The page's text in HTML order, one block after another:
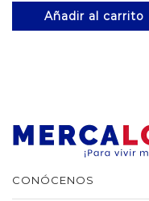
Añadir al carrito
CONÓCENOS